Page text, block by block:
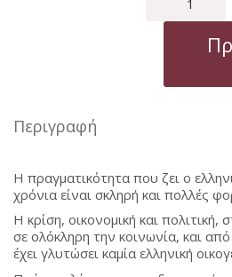
ΕΛΛΑΔΑ
ΣΤΗ
Περιγραφή
Η πραγματικότητα που ζει ο
χρόνια είναι σκληρή και πολλές
Η κρίση, οικονομική και πολιτική,
σε ολόκληρη την κοινωνία, και
έχει γλυτώσει καμία ελληνική